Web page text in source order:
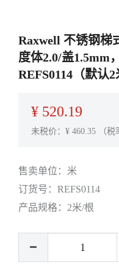
Raxwell 不锈钢梯
度体2.0/盖1.5mm
REFS0114（默认2
¥ 520.19
未税价：¥ 460.35 （税
售卖单位： 米
订货号： REFS0114
产品规格： 2米/根